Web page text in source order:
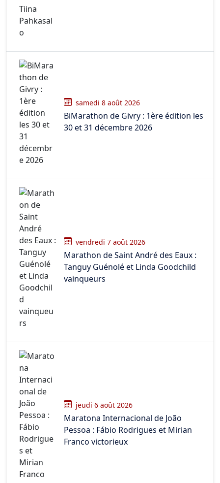
samedi 8 août 2026
BiMarathon de Givry : 1ère édition les
30 et 31 décembre 2026
vendredi 7 août 2026
Marathon de Saint André des Eaux :
Tanguy Guénolé et Linda Goodchild
vainqueurs
jeudi 6 août 2026
Maratona Internacional de João
Pessoa : Fábio Rodrigues et Mirian
Franco victorieux